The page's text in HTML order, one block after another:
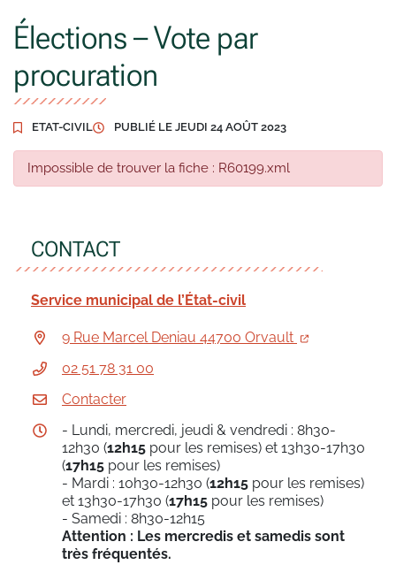
Élections – Vote par
procuration
ETAT-CIVIL PUBLIÉ LE JEUDI 24 AOÛT 2023
Impossible de trouver la fiche : R60199.xml
CONTACT
Service municipal de l’État-civil
9 Rue Marcel Deniau 44700 Orvault
02 51 78 31 00
Contacter
- Lundi, mercredi, jeudi & vendredi : 8h30-
12h30 (12h15 pour les remises) et 13h30-17h30
(17h15 pour les remises)
- Mardi : 10h30-12h30 (12h15 pour les remises)
et 13h30-17h30 (17h15 pour les remises)
- Samedi : 8h30-12h15
Attention : Les mercredis et samedis sont
très fréquentés.